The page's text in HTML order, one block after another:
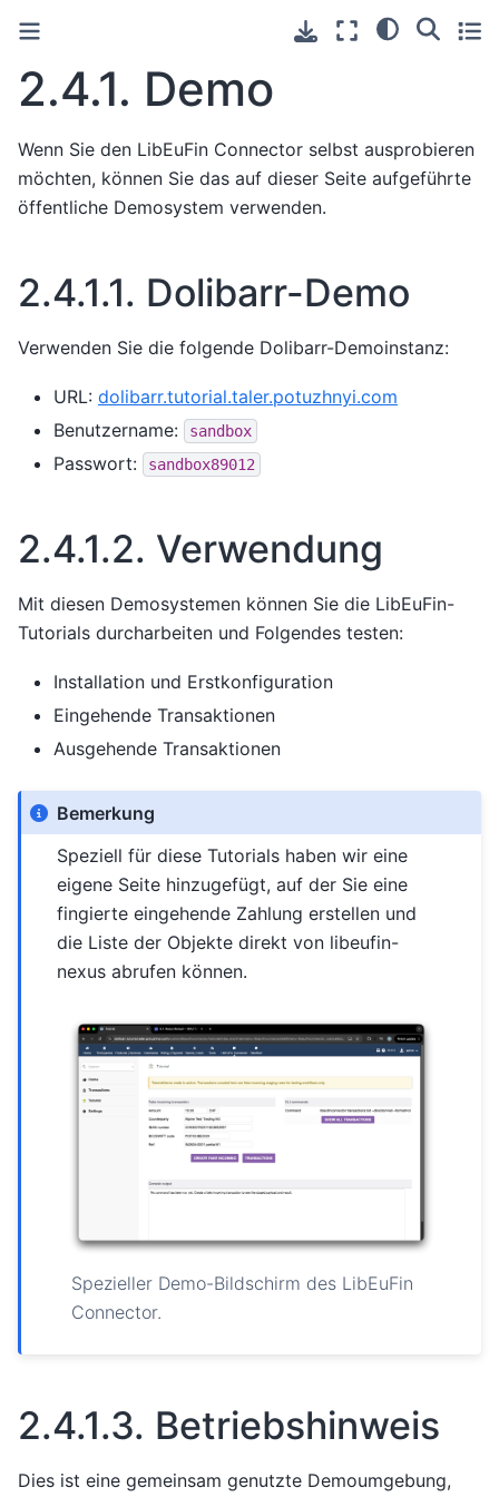
2.4.1. Demo
Wenn Sie den LibEuFin Connector selbst ausprobieren
möchten, können Sie das auf dieser Seite aufgeführte
öffentliche Demosystem verwenden.
2.4.1.1. Dolibarr-Demo
Verwenden Sie die folgende Dolibarr-Demoinstanz:
URL: dolibarr.tutorial.taler.potuzhnyi.com
Benutzername:
sandbox
Passwort: sandbox89012
2.4.1.2. Verwendung
Mit diesen Demosystemen können Sie die LibEuFin-
Tutorials durcharbeiten und Folgendes testen:
Installation und Erstkonfiguration
Eingehende Transaktionen
Ausgehende Transaktionen
Bemerkung
Speziell für diese Tutorials haben wir eine
eigene Seite hinzugefügt, auf der Sie eine
fingierte eingehende Zahlung erstellen und
die Liste der Objekte direkt von libeufin-
nexus abrufen können.
Spezieller Demo-Bildschirm des LibEuFin
Connector.
2.4.1.3. Betriebshinweis
Dies ist eine gemeinsam genutzte Demoumgebung,